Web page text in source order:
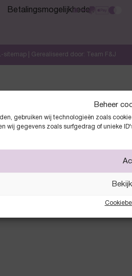
Beheer
gebruiken wij technologieën zoals
wij gegevens zoals surfgedrag of unieke
Betalingsmogelijkheden
sitemap| Gerealiseerd door: Team F&J